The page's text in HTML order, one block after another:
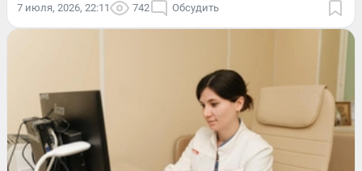
7 июля, 2026, 22:11 742 Обсудить